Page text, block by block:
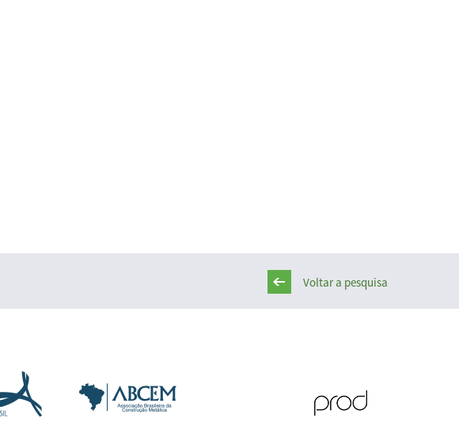
Voltar a pesquisa